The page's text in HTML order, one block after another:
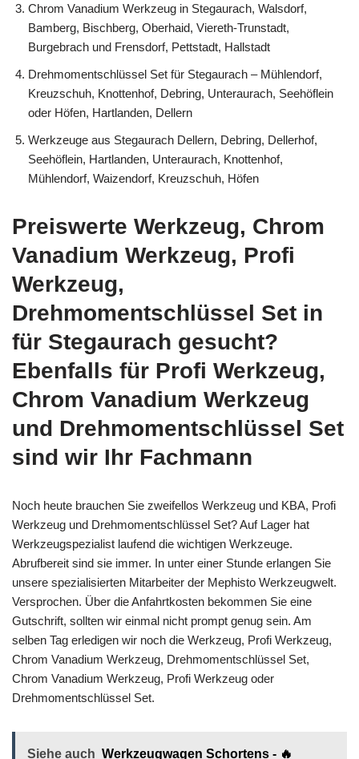
Chrom Vanadium Werkzeug in Stegaurach, Walsdorf,
Bamberg, Bischberg, Oberhaid, Viereth-Trunstadt,
Burgebrach und Frensdorf, Pettstadt, Hallstadt
Drehmomentschlüssel Set für Stegaurach – Mühlendorf,
Kreuzschuh, Knottenhof, Debring, Unteraurach, Seehöflein
oder Höfen, Hartlanden, Dellern
Werkzeuge aus Stegaurach Dellern, Debring, Dellerhof,
Seehöflein, Hartlanden, Unteraurach, Knottenhof,
Mühlendorf, Waizendorf, Kreuzschuh, Höfen
Preiswerte Werkzeug, Chrom
Vanadium Werkzeug, Profi
Werkzeug,
Drehmomentschlüssel Set in
für Stegaurach gesucht?
Ebenfalls für Profi Werkzeug,
Chrom Vanadium Werkzeug
und Drehmomentschlüssel Set
sind wir Ihr Fachmann
Noch heute brauchen Sie zweifellos Werkzeug und KBA, Profi
Werkzeug und Drehmomentschlüssel Set? Auf Lager hat
Werkzeugspezialist laufend die wichtigen Werkzeuge.
Abrufbereit sind sie immer. In unter einer Stunde erlangen Sie
unsere spezialisierten Mitarbeiter der Mephisto Werkzeugwelt.
Versprochen. Über die Anfahrtkosten bekommen Sie eine
Gutschrift, sollten wir einmal nicht prompt genug sein. Am
selben Tag erledigen wir noch die Werkzeug, Profi Werkzeug,
Chrom Vanadium Werkzeug, Drehmomentschlüssel Set,
Chrom Vanadium Werkzeug, Profi Werkzeug oder
Drehmomentschlüssel Set.
Siehe auch Werkzeugwagen Schortens - 🔥